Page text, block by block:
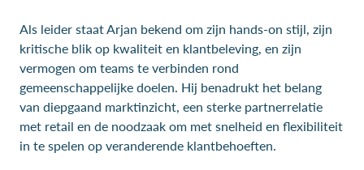
Als leider staat Arjan bekend om zijn hands-on stijl, zijn
kritische blik op kwaliteit en klantbeleving, en zijn
vermogen om teams te verbinden rond
gemeenschappelijke doelen. Hij benadrukt het belang
van diepgaand marktinzicht, een sterke partnerrelatie
met retail en de noodzaak om met snelheid en flexibiliteit
in te spelen op veranderende klantbehoeften.